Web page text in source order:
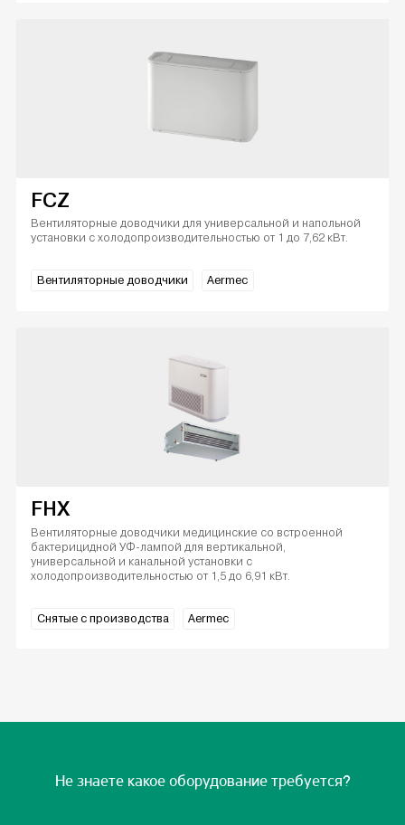
FCZ
Вентиляторные доводчики для универсальной и напольной
установки с холодопроизводительностью от 1 до 7,62 кВт.
Вентиляторные доводчики Aermec
FHX
Вентиляторные доводчики медицинские со встроенной
бактерицидной УФ-лампой для вертикальной,
универсальной и канальной установки с
холодопроизводительностью от 1,5 до 6,91 кВт.
Снятые с производства Aermec
Не знаете какое оборудование требуется?